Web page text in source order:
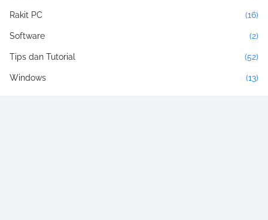
Rakit PC (16)
Software (2)
Tips dan Tutorial (52)
Windows (13)